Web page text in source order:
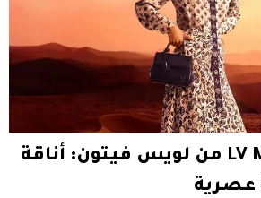
مجموعة LV Mirage من لويس فيتون: أناقة